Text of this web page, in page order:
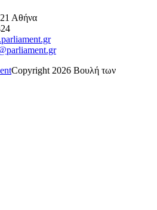
Αθήνα
Copyright 2026 Βουλή των